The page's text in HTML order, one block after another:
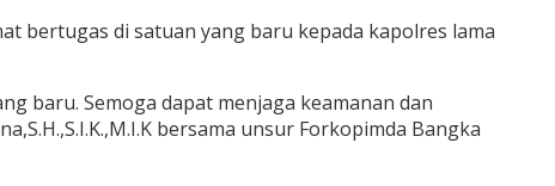
bertugas di satuan yang baru kepada kapolres lama
baru. Semoga dapat menjaga keamanan dan
bersama unsur Forkopimda Bangka